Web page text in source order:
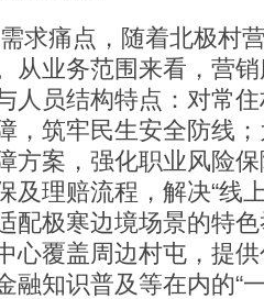
求痛点，随着北极村
从业务范围来看，营
人员结构特点：对常
，筑牢民生安全防线
方案，强化职业风险
及理赔流程，解决“线
配极寒边境场景的特
心覆盖周边村屯，提
融知识普及等在内的“